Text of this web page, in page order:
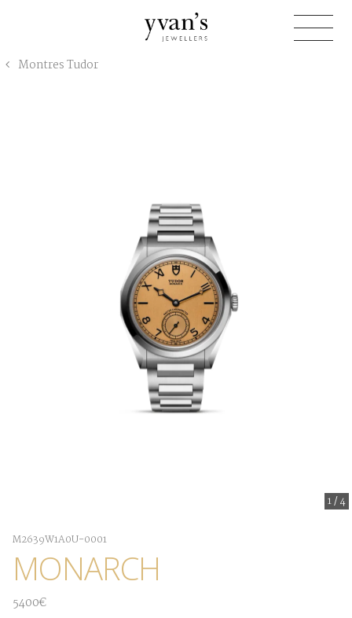
Montres Tudor
1/4
M2639W1A0U-0001
MONARCH
5400€